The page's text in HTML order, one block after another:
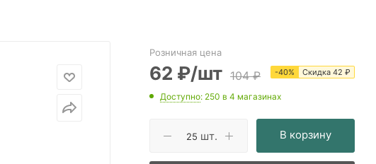
Розничная цена
62 ₽/шт 104₽ -40% Скидка 42 ₽
Доступно: 250 в 4 магазинах
шт. В корзину